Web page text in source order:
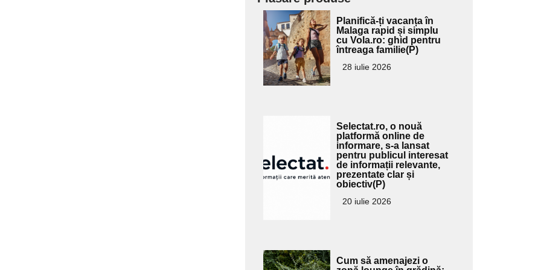
Adaugă
aici textul
pentru
subtitlu
Planifică-ți vacanța în
Malaga rapid și simplu
cu Vola.ro: ghid pentru
întreaga familie(P)
28 iulie 2026
subtitlu
Selectat.ro, o nouă
platformă online de
informare, s-a lansat
pentru publicul interesat
de informații relevante,
prezentate clar și
obiectiv(P)
20 iulie 2026
Adaugă
Cum să amenajezi o